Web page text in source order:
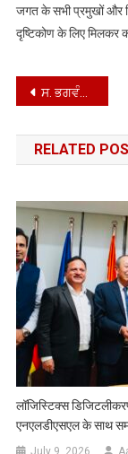
जगत के सभी प्रमुखों और
दृष्टिकोण के लिए मिलकर
Post
ਸ. ਭਗਵੰਤ ਸਿੰਘ ਮਾਨ, ਮੁੱਖ ਮੰਤਰੀ ਪੰਜਾਬ 28 ਮਈ ਨੂੰ ਸਬ ਡਵੀਜ਼ਨਲ ਕੰਪਲੈਕਸ ਬਟਾਲਾ ਦਾ ਕਰਨਗੇ ਉਦਘਾਟਨ
RELATED
लॉजिस्टिक्स
एनएलडीएसएल के साथ
July 9, 2026